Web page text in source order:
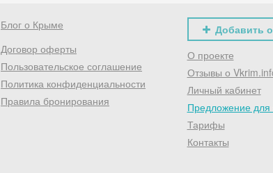
Блог о Крыме
Договор оферты
Пользовательское соглашение
Политика конфиденциальности
Правила бронирования
Добавить
О проекте
Отзывы о
Личный кабинет
Предложение для
Тарифы
Контакты